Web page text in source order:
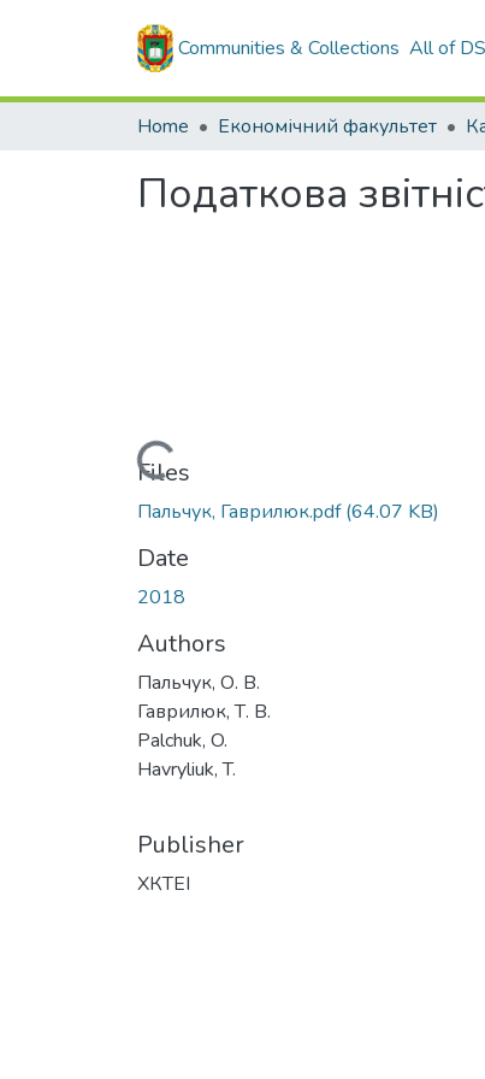
Communities & Collections All of
Home Економічний факультет
Податкова
Loading...
Files
Пальчук, Гаврилюк.pdf(64.07 KB)
Date
2018
Authors
Пальчук, О. В.
Гаврилюк, Т. В.
Palchuk, O.
Havryliuk, T.
Publisher
ХКТЕІ